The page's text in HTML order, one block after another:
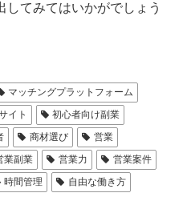
てみてはいかがでしょう
マッチングプラットフォーム
イト
初心者向け副業
商材選び
営業
業副業 営業力
営業案件
時間管理
自由な働き方